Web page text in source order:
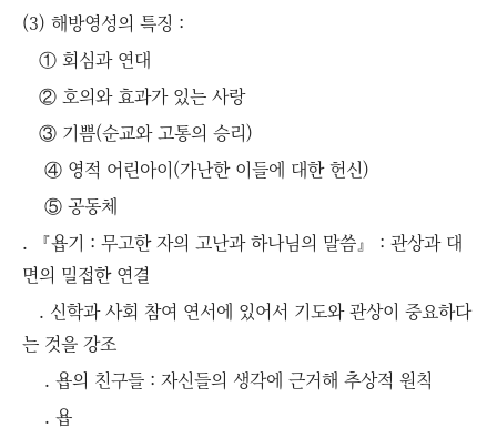
(3) 해방영성의 특징 :
① 회심과 연대
② 호의와 효과가 있는 사랑
③ 기쁨(순교와 고통의 승리)
④ 영적 어린아이(가난한 이들에 대한 헌신)
⑤ 공동체
. 『욥기 : 무고한 자의 고난과 하나님의 말씀』 : 관상과 대
면의 밀접한 연결
. 신학과 사회 참여 연서에 있어서 기도와 관상이 중요하다
는 것을 강조
. 욥의 친구들 : 자신들의 생각에 근거해 추상적 원칙
. 욥